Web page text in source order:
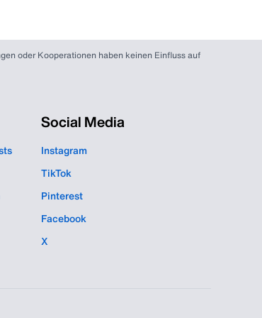
oder Kooperationen haben keinen Einfluss auf
Social Media
Instagram
TikTok
Pinterest
Facebook
X